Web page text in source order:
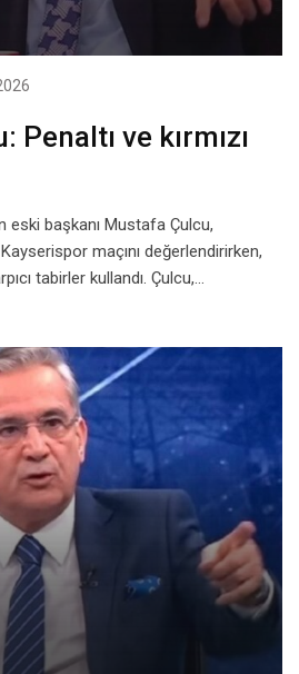
ve kırmızı
eski başkanı Mustafa Çulcu,
Kayserispor maçını değerlendirirken,
tabirler kullandı. Çulcu,…